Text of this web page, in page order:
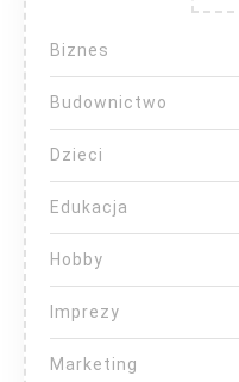
Biznes
Budownictwo
Dzieci
Edukacja
Hobby
Imprezy
Marketing